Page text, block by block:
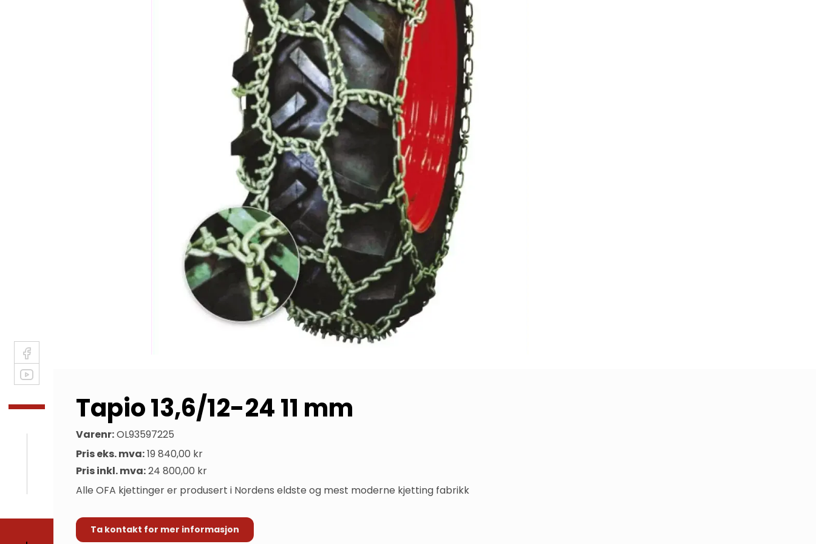
Tapio 13,6/12-24 11 mm
Varenr:OL93597225
Pris eks. mva:19 840,00 kr
Pris inkl. mva:24 800,00 kr
Alle OFA kjettinger er produsert i Nordens eldste og mest moderne kjetting fabrikk
Ta kontakt for mer informasjon